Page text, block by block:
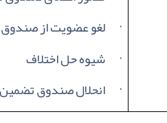
· لغو عضویت از صندوق
· شیوه حل اختلاف
· انحلال صندوق